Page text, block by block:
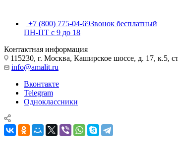
+7 (800) 775-04-69Звонок бесплатный
ПН-ПТ c 9 до 18
Контактная информация
115230, г. Москва, Каширское шоссе, д. 17, к.5,
info@amalit.ru
Вконтакте
Telegram
Одноклассники